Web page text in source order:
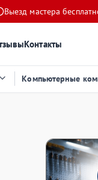
Выезд мастера
Контакты
Компьютерные